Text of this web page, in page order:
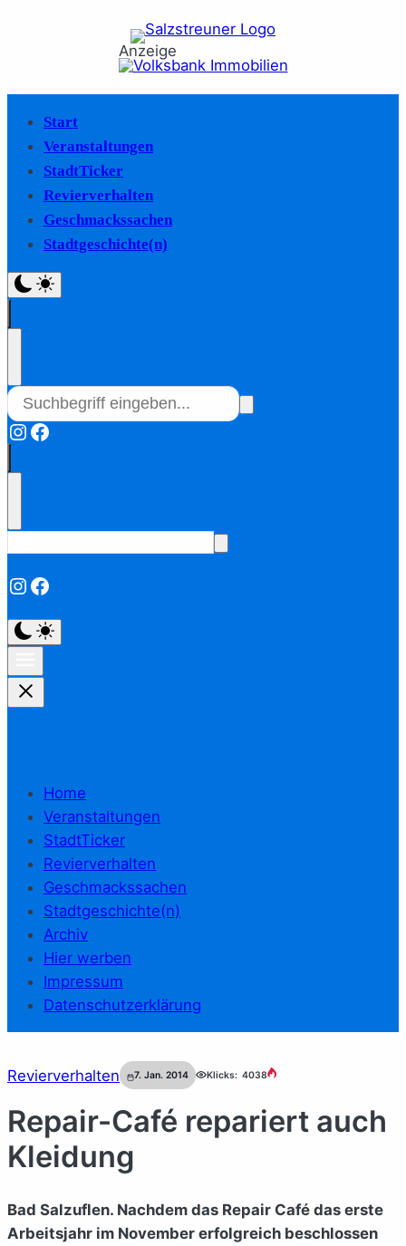
Anzeige
Start
Veranstaltungen
StadtTicker
Revierverhalten
Geschmackssachen
Stadtgeschichte(n)
Instagram
Facebook
Instagram
Facebook
Home
Veranstaltungen
StadtTicker
Revierverhalten
Geschmackssachen
Stadtgeschichte(n)
Archiv
Hier werben
Impressum
Datenschutzerklärung
Revierverhalten 7. Jan. 2014 Klicks: 4038
Repair-Café repariert auch
Kleidung
Bad Salzuflen. Nachdem das Repair Café das erste
Arbeitsjahr im November erfolgreich beschlossen